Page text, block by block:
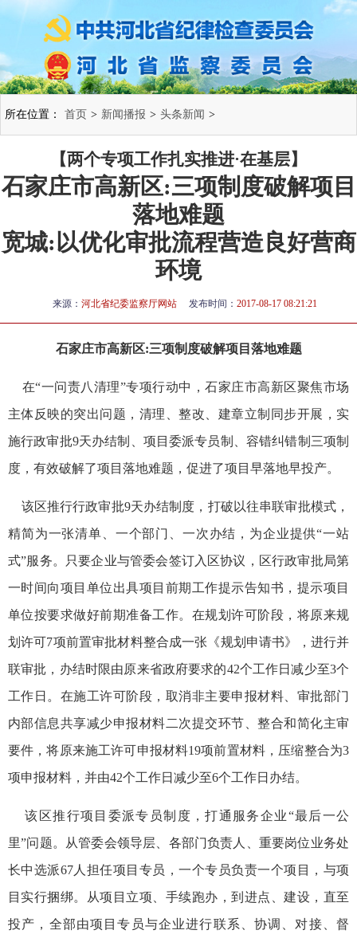
所在位置： 首页 > 新闻播报 > 头条新闻 >
【两个专项工作扎实推进·在基层】
石家庄市高新区:三项制度破解项目
落地难题
宽城:以优化审批流程营造良好营商
环境
来源： 河北省纪委监察厅网站 发布时间： 2017-08-17 08:21:21
石家庄市高新区:三项制度破解项目落地难题
在“一问责八清理”专项行动中，石家庄市高新区聚焦市场
主体反映的突出问题，清理、整改、建章立制同步开展，实
施行政审批9天办结制、项目委派专员制、容错纠错制三项制
度，有效破解了项目落地难题，促进了项目早落地早投产。
该区推行行政审批9天办结制度，打破以往串联审批模式，
精简为一张清单、一个部门、一次办结，为企业提供“一站
式”服务。只要企业与管委会签订入区协议，区行政审批局第
一时间向项目单位出具项目前期工作提示告知书，提示项目
单位按要求做好前期准备工作。在规划许可阶段，将原来规
划许可7项前置审批材料整合成一张《规划申请书》，进行并
联审批，办结时限由原来省政府要求的42个工作日减少至3个
工作日。在施工许可阶段，取消非主要申报材料、审批部门
内部信息共享减少申报材料二次提交环节、整合和简化主审
要件，将原来施工许可申报材料19项前置材料，压缩整合为3
项申报材料，并由42个工作日减少至6个工作日办结。
该区推行项目委派专员制度，打通服务企业“最后一公
里”问题。从管委会领导层、各部门负责人、重要岗位业务处
长中选派67人担任项目专员，一个专员负责一个项目，与项
目实行捆绑。从项目立项、手续跑办，到进点、建设，直至
投产，全部由项目专员与企业进行联系、协调、对接、督